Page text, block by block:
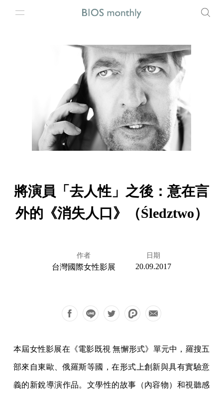
將演員「去人性」之後：意在言
外的《消失人口》（Śledztwo）
作者
台灣國際女性影展
日期
20.09.2017
本屆女性影展在《電影既視 無懈形式》單元中，羅搜五
部來自東歐、俄羅斯等國，在形式上創新與具有實驗意
義的新銳導演作品。文學性的故事（內容物）和視聽感